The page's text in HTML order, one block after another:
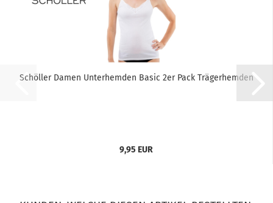
Schöller Damen Unterhemden Basic 2er Pack Trägerhemden
9,95 EUR